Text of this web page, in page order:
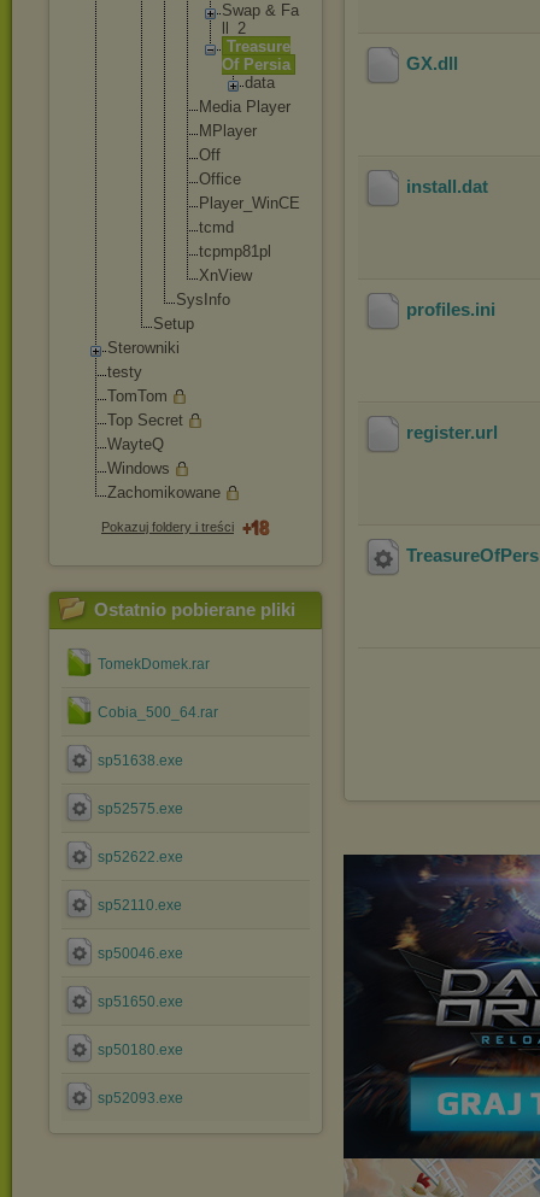
Swap & Fa
_2
Treasure
Of Persia
data
Media Player
MPlayer
Off
Office
Player_WinCE
tcmd
tcpmp81pl
XnView
SysInfo
Setup
Sterowniki
testy
TomTom
Top Secret
WayteQ
Windows
Zachomikowane
Pokazuj foldery i treści
Ostatnio pobierane pliki
TomekDomek.rar
Cobia_500_64.rar
sp51638.exe
sp52575.exe
sp52622.exe
sp52110.exe
sp50046.exe
sp51650.exe
sp50180.exe
sp52093.exe
GX.dll
install .dat
profiles.ini
register.url